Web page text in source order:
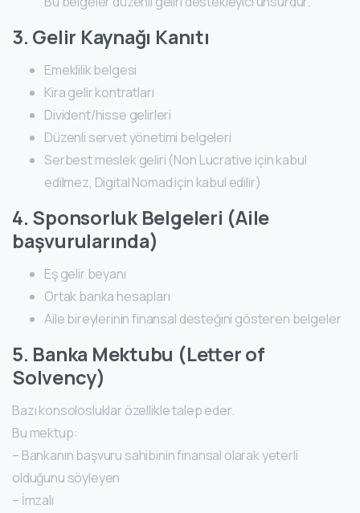
3. Gelir Kaynağı Kanıtı
Emeklilik belgesi
Kira gelir kontratları
Divident/hisse gelirleri
Düzenli servet yönetimi belgeleri
Serbest meslek geliri (Non Lucrative için kabul
edilmez, Digital Nomad için kabul edilir)
4. Sponsorluk Belgeleri (Aile
başvurularında)
Eş gelir beyanı
Ortak banka hesapları
Aile bireylerinin finansal desteğini gösteren belgeler
5. Banka Mektubu (Letter of
Solvency)
Bazı konsolosluklar özellikle talep eder.
Bu mektup:
– Bankanın başvuru sahibinin finansal olarak yeterli
olduğunu söyleyen
– İmzalı